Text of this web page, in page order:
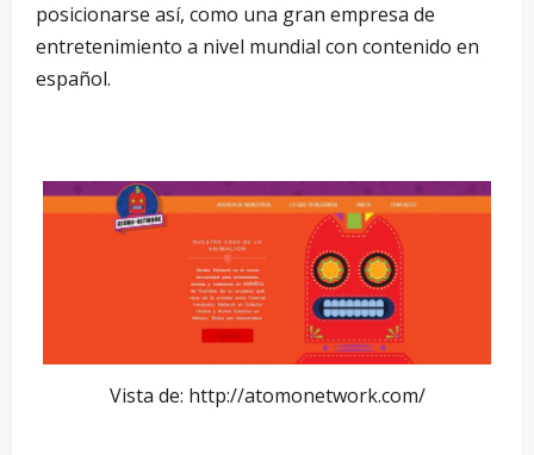
posicionarse así, como una gran empresa de
entretenimiento a nivel mundial con contenido en
español.
Vista de: http://atomonetwork.com/